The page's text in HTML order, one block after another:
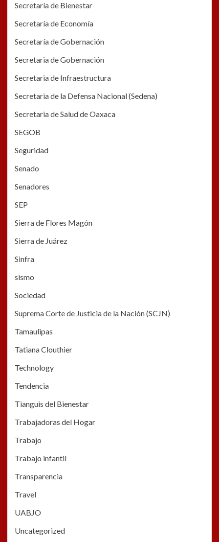
Secretaría de Bienestar
Secretaría de Economía
Secretaría de Gobernación
Secretaria de Gobernación
Secretaria de Infraestructura
Secretaria de la Defensa Nacional (Sedena)
Secretaria de Salud de Oaxaca
SEGOB
Seguridad
Senado
Senadores
SEP
Sierra de Flores Magón
Sierra de Juárez
Sinfra
sismo
Sociedad
Suprema Corte de Justicia de la Nación (SCJN)
Tamaulipas
Tatiana Clouthier
Technology
Tendencia
Tianguis del Bienestar
Trabajadoras del Hogar
Trabajo
Trabajo infantil
Transparencia
Travel
UABJO
Uncategorized